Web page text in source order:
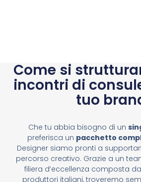
Come si
incontri di
tuo
Che tu abbia bisogno di un
preferisca un pacchetto
Designer siamo pronti a
percorso creativo. Grazie a un
filiera d’eccellenza composta
produttori italiani, troveremo